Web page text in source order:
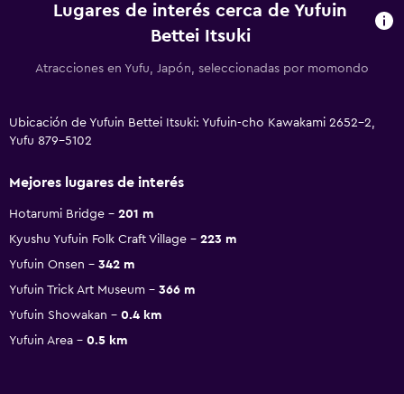
Lugares de interés cerca de Yufuin
Bettei Itsuki
Atracciones en Yufu, Japón, seleccionadas por momondo
Ubicación de Yufuin Bettei Itsuki: Yufuin-cho Kawakami 2652-2,
Yufu 879-5102
Mejores lugares de interés
Hotarumi Bridge
201 m
Kyushu Yufuin Folk Craft Village
223 m
Yufuin Onsen
342 m
Yufuin Trick Art Museum
366 m
Yufuin Showakan
0.4 km
Yufuin Area
0.5 km